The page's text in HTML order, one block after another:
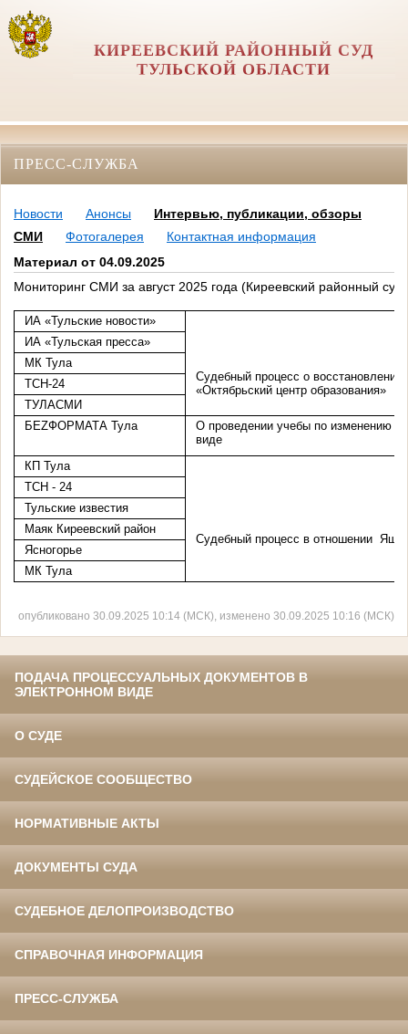
КИРЕЕВСКИЙ РАЙОННЫЙ СУД
ТУЛЬСКОЙ ОБЛАСТИ
ПРЕСС-СЛУЖБА
Новости Анонсы
Интервью, публикации, обзоры
СМИ
Фотогалерея
Контактная информация
Материал от 04.09.2025
Мониторинг СМИ за август 2025 года (Киреевский районный суд)
ИА «Тульские новости»
Судебный процесс о
«Октябрьский центр образования»
ИА «Тульская пресса»
МК Тула
ТСН-24
ТУЛАСМИ
БЕZФОРМАТА Тула
О проведении учебы по изменению в
виде
КП Тула
Судебный процесс в отношении
ТСН - 24
Тульские известия
Маяк Киреевский район
Ясногорье
МК Тула
опубликовано 30.09.2025 10:14 (МСК), изменено 30.09.2025 10:16 (МСК)
ПОДАЧА ПРОЦЕССУАЛЬНЫХ ДОКУМЕНТОВ В
ЭЛЕКТРОННОМ ВИДЕ
О СУДЕ
СУДЕЙСКОЕ СООБЩЕСТВО
НОРМАТИВНЫЕ АКТЫ
ДОКУМЕНТЫ СУДА
СУДЕБНОЕ ДЕЛОПРОИЗВОДСТВО
СПРАВОЧНАЯ ИНФОРМАЦИЯ
ПРЕСС-СЛУЖБА